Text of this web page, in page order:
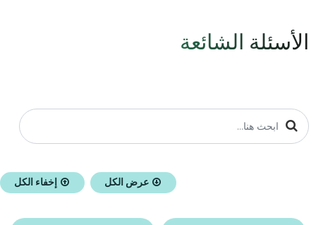
الأسئلة الشائعة
عرض الكل إخفاء الكل